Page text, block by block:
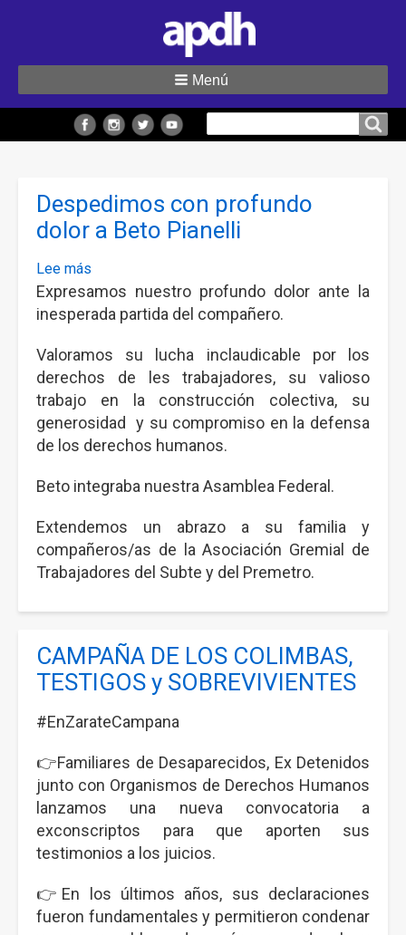
sitio
Menú
Despedimos con profundo
dolor a Beto Pianelli
Lee más
Despedimos
con
dolor
a
Beto
Pianelli
Expresamos nuestro profundo dolor ante la
inesperada partida del compañero.
Valoramos su lucha inclaudicable por los
derechos de les trabajadores, su valioso
trabajo en la construcción colectiva, su
generosidad y su compromiso en la defensa
de los derechos humanos.
Beto integraba nuestra Asamblea Federal.
Extendemos un abrazo a su familia y
compañeros/as de la Asociación Gremial de
Trabajadores del Subte y del Premetro.
CAMPAÑA DE LOS COLIMBAS,
TESTIGOS y SOBREVIVIENTES
#EnZarateCampana
👉Familiares de Desaparecidos, Ex Detenidos
junto con Organismos de Derechos Humanos
lanzamos una nueva convocatoria a
exconscriptos para que aporten sus
testimonios a los juicios.
👉En los últimos años, sus declaraciones
fueron fundamentales y permitieron condenar